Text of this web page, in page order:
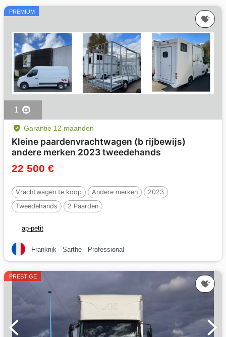
PREMIUM
1
Garantie 12 maanden
Kleine paardenvrachtwagen (b rijbewijs)
andere merken 2023 tweedehands
22 500 €
Vrachtwagen te koop Andere merken
2023
Tweedehands
2 Paarden
ap-petit
Frankrijk Sarthe Professional
PRESTIGE